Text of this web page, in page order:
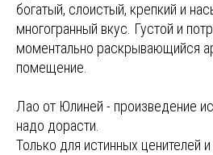
богатый, слоистый, крепкий и
многогранный вкус. Густой и
моментально раскрывающийся
помещение.
Лао от Юлиней - произведение
надо дорасти.
Только для истинных ценителей и